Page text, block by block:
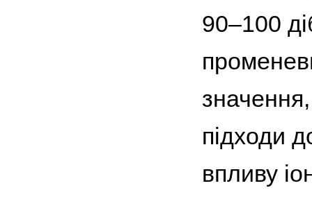
90–100
підходи
впливу